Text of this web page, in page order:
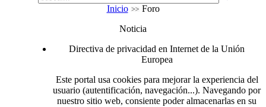
Inicio
Foro
Noticia
Directiva de privacidad en Internet de la Unión
Europea
Este portal usa cookies para mejorar la experiencia del
usuario (autentificación, navegación...). Navegando por
nuestro sitio web, consiente poder almacenarlas en su